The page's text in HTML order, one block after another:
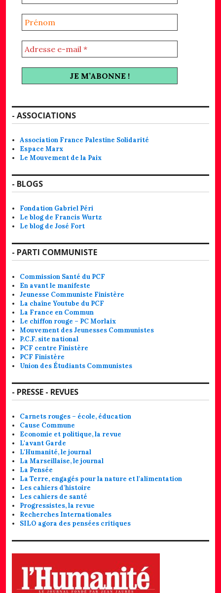
- ASSOCIATIONS
Association France Palestine Solidarité
Espace Marx
Le Mouvement de la Paix
- BLOGS
Fondation Gabriel Péri
Le blog de Francis Wurtz
Le blog de José Fort
- PARTI COMMUNISTE
Commission Santé du PCF
En avant le manifeste
Jeunesse Communiste Finistère
La chaîne Youtube du PCF
La France en Commun
Le chiffon rouge – PC Morlaix
Mouvement des Jeunesses Communistes
P.C.F. site national
PCF centre Finistère
PCF Finistère
Union des Étudiants Communistes
- PRESSE - REVUES
Carnets rouges – école, éducation
Cause Commune
Economie et politique, la revue
L'avant Garde
L'Humanité, le journal
La Marseillaise, le journal
La Pensée
La Terre, engagés pour la nature et l'alimentation
Les cahiers d'histoire
Les cahiers de santé
Progressistes, la revue
Recherches Internationales
SILO agora des pensées critiques